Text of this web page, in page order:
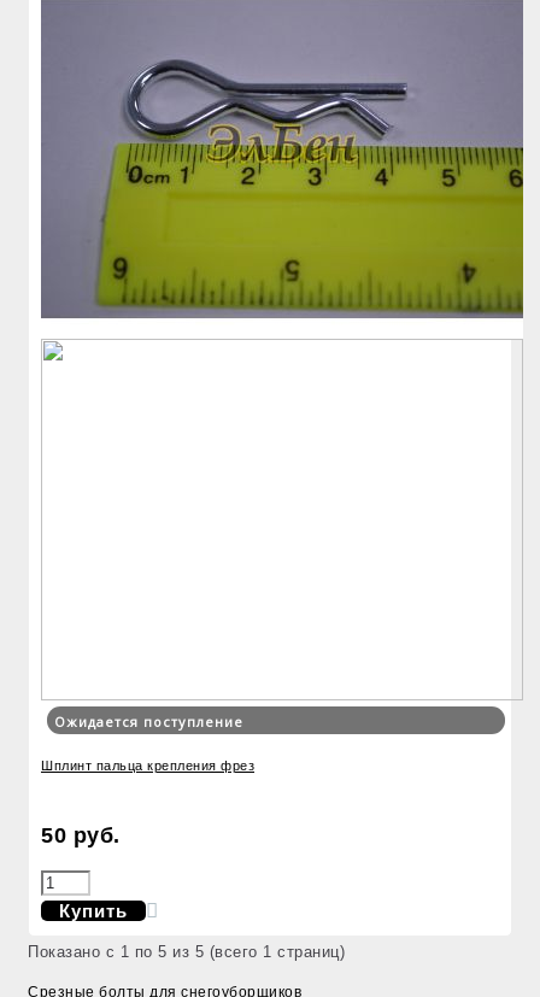
Ожидается поступление
Шплинт пальца крепления фрез
50 руб.
Купить
Показано с 1 по 5 из 5 (всего 1 страниц)
Срезные болты для снегоуборщиков